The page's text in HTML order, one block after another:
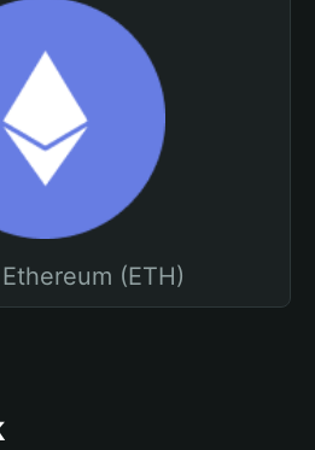
(ETH)